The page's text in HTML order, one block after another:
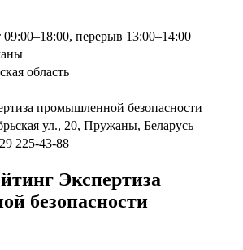
перерыв 13:00–14:00
область
промышленной безопасности
ул., 20, Пружаны, Беларусь
225-43-88
Экспертиза
безопасности